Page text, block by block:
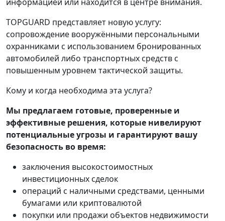
TOPGUARD представляет новую услугу:
сопровождение вооружёнными персональными
охранниками с использованием бронированных
автомобилей либо транспортных средств с
повышенным уровнем тактической защиты.
Кому и когда необходима эта услуга?
Мы предлагаем готовые, проверенные и
эффективные решения, которые нивелируют
потенциальные угрозы и гарантируют вашу
безопасность во время:
заключения высокостоимостных
инвестиционных сделок
операций с наличными средствами, ценными
бумагами или криптовалютой
покупки или продажи объектов недвижимости